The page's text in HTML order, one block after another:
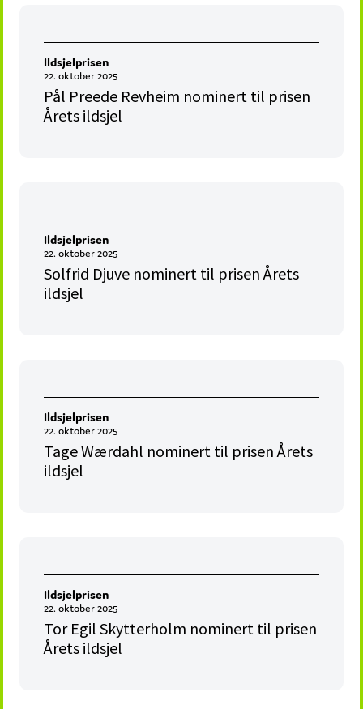
Ildsjelprisen
22. oktober 2025
Pål Preede Revheim nominert til prisen
Årets ildsjel
Ildsjelprisen
22. oktober 2025
Solfrid Djuve nominert til prisen Årets
ildsjel
Ildsjelprisen
22. oktober 2025
Tage Wærdahl nominert til prisen Årets
ildsjel
Ildsjelprisen
22. oktober 2025
Tor Egil Skytterholm nominert til prisen
Årets ildsjel